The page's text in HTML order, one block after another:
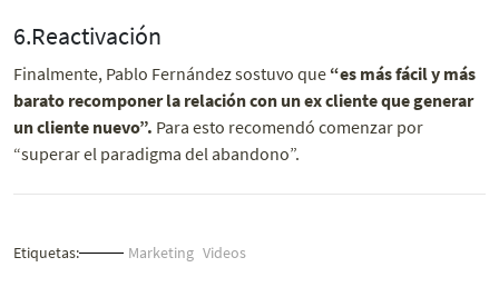
6.Reactivación
Finalmente, Pablo Fernández sostuvo que “es más fácil y más
barato recomponer la relación con un ex cliente que generar
un cliente nuevo”. Para esto recomendó comenzar por
“superar el paradigma del abandono”.
Etiquetas: Marketing Videos